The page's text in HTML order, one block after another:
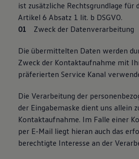
ist zusätzliche Rechtsgrundlage für
Artikel 6 Absatz 1 lit. b DSGVO.
Zweck der Datenverarbeitung
Die übermittelten Daten werden
Zweck der Kontaktaufnahme mit
präferierten Service Kanal
Die Verarbeitung der
der Eingabemaske dient uns allein
Kontaktaufnahme. Im Falle einer
per E-Mail liegt hieran auch das
berechtigte Interesse an der